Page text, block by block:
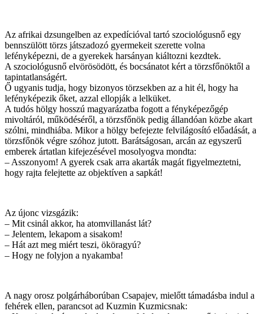
Az afrikai dzsungelben az expedícióval tartó szociológusnő egy
bennszülött törzs játszadozó gyermekeit szerette volna
lefényképezni, de a gyerekek harsányan kiáltozni kezdtek.
A szociológusnő elvörösödött, és bocsánatot kért a törzsfőnöktől a
tapintatlanságért.
Ő ugyanis tudja, hogy bizonyos törzsekben az a hit él, hogy ha
lefényképezik őket, azzal ellopják a lelküket.
A tudós hölgy hosszú magyarázatba fogott a fényképezőgép
mivoltáról, működéséről, a törzsfőnök pedig állandóan közbe akart
szólni, mindhiába. Mikor a hölgy befejezte felvilágosító előadását, a
törzsfőnök végre szóhoz jutott. Barátságosan, arcán az egyszerű
emberek ártatlan kifejezésével mosolyogva mondta:
– Asszonyom! A gyerek csak arra akarták magát figyelmeztetni,
hogy rajta felejtette az objektíven a sapkát!
Az újonc vizsgázik:
– Mit csinál akkor, ha atomvillanást lát?
– Jelentem, lekapom a sisakom!
– Hát azt meg miért teszi, ököragyú?
– Hogy ne folyjon a nyakamba!
A nagy orosz polgárháborúban Csapajev, mielőtt támadásba indul a
fehérek ellen, parancsot ad Kuzmin Kuzmicsnak: